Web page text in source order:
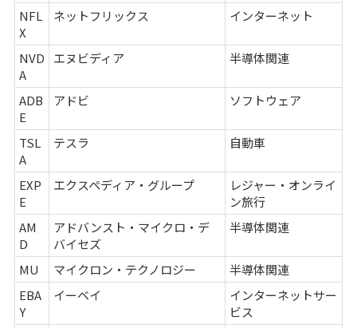
NFL
X
ネットフリックス インターネット
NVD
A
エヌビディア 半導体関連
ADB
E
アドビ ソフトウェア
TSL
A
テスラ 自動車
EXP
E
エクスペディア・グループ
レジャー・オンライ
ン旅行
AM
D
アドバンスト・マイクロ・デ
バイセズ
半導体関連
MU マイクロン・テクノロジー
半導体関連
EBA
Y
イーベイ
インターネットサー
ビス